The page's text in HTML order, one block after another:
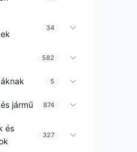
34
582
5
jármű 874
és
327